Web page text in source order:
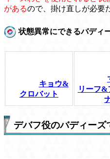
があるので、掛け直しが必要
状態異常にできるバディ
キョウ&
クロバット
リーフ&
デバフ役のバディーズ